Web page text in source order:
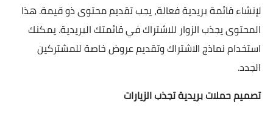
لإنشاء قائمة بريدية فعالة، يجب تقديم محتوى ذو قيمة. هذا
المحتوى يجذب الزوار للاشتراك في قائمتك البريدية. يمكنك
استخدام نماذج الاشتراك وتقديم عروض خاصة للمشتركين
الجدد.
تصميم حملات بريدية تجذب الزيارات